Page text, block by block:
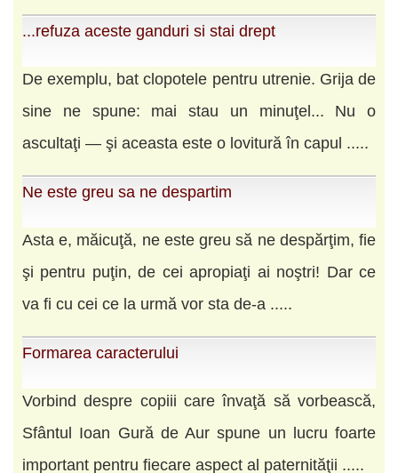
...refuza aceste ganduri si stai drept
De exemplu, bat clopotele pentru utrenie. Grija de
sine ne spune: mai stau un minuţel... Nu o
ascultaţi — şi aceasta este o lovitură în capul .....
Ne este greu sa ne despartim
Asta e, măicuţă, ne este greu să ne despărţim, fie
şi pentru puţin, de cei apropiaţi ai noştri! Dar ce
va fi cu cei ce la urmă vor sta de-a .....
Formarea caracterului
Vorbind despre copiii care învaţă să vorbească,
Sfântul Ioan Gură de Aur spune un lucru foarte
important pentru fiecare aspect al paternităţii .....